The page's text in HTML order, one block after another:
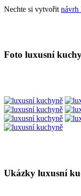
Nechte si vytvořit návrh
Foto luxusní
Ukázky luxusní